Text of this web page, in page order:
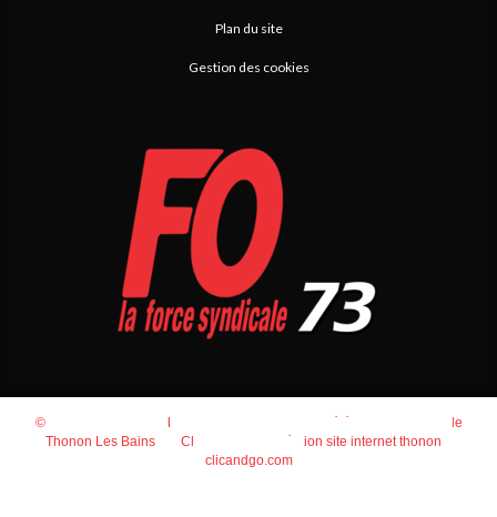
Plan du site
Gestion des cookies
© 2026 Agence Web Thonon Les Bains
Référencement Google
Thonon Les Bains
Clic And Go
création site internet thonon
clicandgo.com